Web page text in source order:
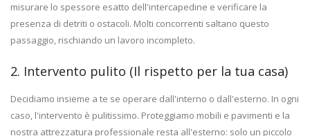
misurare lo spessore esatto dell'intercapedine e verificare la
presenza di detriti o ostacoli. Molti concorrenti saltano questo
passaggio, rischiando un lavoro incompleto.
2. Intervento pulito (Il rispetto per la tua casa)
Decidiamo insieme a te se operare dall'interno o dall'esterno. In ogni
caso, l'intervento è pulitissimo. Proteggiamo mobili e pavimenti e la
nostra attrezzatura professionale resta all'esterno: solo un piccolo